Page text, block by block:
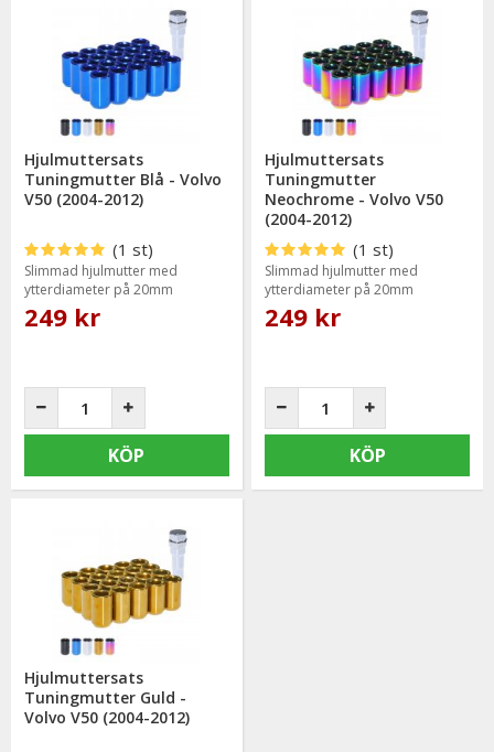
Hjulmuttersats
Tuningmutter Blå - Volvo
V50 (2004-2012)
(1 st)
Slimmad hjulmutter med
ytterdiameter på 20mm
249 kr
KÖP
Hjulmuttersats
Tuningmutter
Neochrome - Volvo V50
(2004-2012)
(1 st)
Slimmad hjulmutter med
ytterdiameter på 20mm
249 kr
KÖP
Hjulmuttersats
Tuningmutter Guld -
Volvo V50 (2004-2012)